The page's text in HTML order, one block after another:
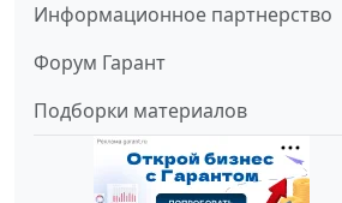
Информационное партнерство
Форум Гарант
Подборки материалов